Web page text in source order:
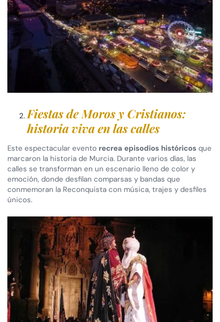
Fiestas de Moros y Cristianos:
historia viva en las calles
Este espectacular evento recrea episodios históricos que
marcaron la historia de Murcia. Durante varios días, las
calles se transforman en un escenario lleno de color y
emoción, donde desfilan comparsas y bandas que
conmemoran la Reconquista con música, trajes y desfiles
únicos.